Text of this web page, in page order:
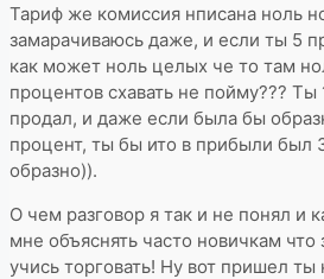
Тариф же комиссия нписана ноль
замарачиваюсь даже, и если ты 5
как может ноль целых че то там
процентов схавать не пойму??? Ты
продал, и даже если была бы
процент, ты бы ито в прибыли был
образно)).
О чем разговор я так и не понял и
мне объяснять часто новичкам что
учись торговать! Ну вот пришел